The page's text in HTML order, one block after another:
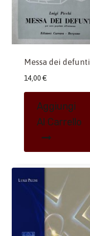
Messa dei defunti
14,00 €
Aggiungi
Al Carrello